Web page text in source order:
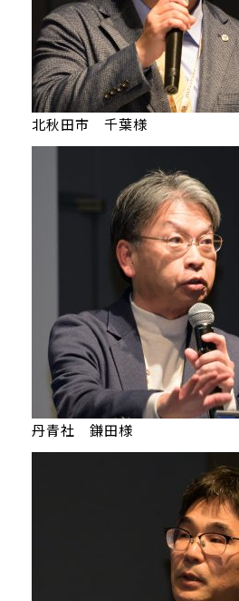
北秋田市 千葉様
丹青社 鎌田様